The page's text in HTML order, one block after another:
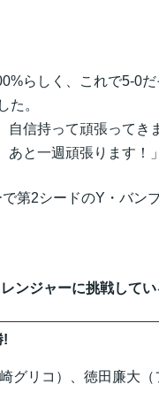
らしく、これで5-0
た。
信持って頑張ってき
と一週頑張ります！」
第2シードのY・バン
ンジャーに挑戦してい
!
グリコ）、徳田廉大（